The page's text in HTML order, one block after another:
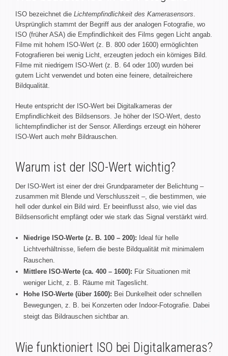
ISO bezeichnet die Lichtempfindlichkeit des Kamerasensors
Ursprünglich stammt der Begriff aus der analogen Fotografie, wo
ISO (früher ASA) die Empfindlichkeit des Films gegen Licht angab.
Filme mit hohem ISO-Wert (z. B. 800 oder 1600) ermöglichten
Fotografieren bei wenig Licht, erzeugten jedoch ein körniges Bild.
Filme mit niedrigem ISO-Wert (z. B. 64 oder 100) wurden bei
gutem Licht verwendet und boten eine feinere, detailreichere
Bildqualität.
Heute entspricht der ISO-Wert bei Digitalkameras der
Empfindlichkeit des Bildsensors. Je höher der ISO-Wert, desto
lichtempfindlicher ist der Sensor. Allerdings erzeugt ein höherer
ISO-Wert auch mehr Bildrauschen.
Warum ist der ISO-Wert wichtig?
Der ISO-Wert ist einer der drei Grundparameter der Belichtung –
zusammen mit Blende und Verschlusszeit –, die bestimmen, wie
hell oder dunkel ein Bild wird. Er beeinflusst also, wie viel das
Bildsensorlicht empfängt oder wie stark das Signal verstärkt wird.
Niedrige ISO-Werte (z. B. 100 – 200): Ideal für helle
Lichtverhältnisse, liefern die beste Bildqualität mit minimalem
Rauschen.
Mittlere ISO-Werte (ca. 400 – 1600): Für Situationen mit
weniger Licht, z. B. Räume mit Tageslicht.
Hohe ISO-Werte (über 1600): Bei Dunkelheit oder schnellen
Bewegungen, z. B. bei Konzerten oder Indoor-Fotografie. Dabei
steigt das Bildrauschen sichtbar an.
Wie funktioniert ISO bei Digitalkameras?